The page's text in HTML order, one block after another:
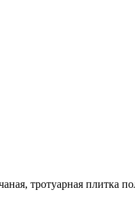
тротуарная плитка